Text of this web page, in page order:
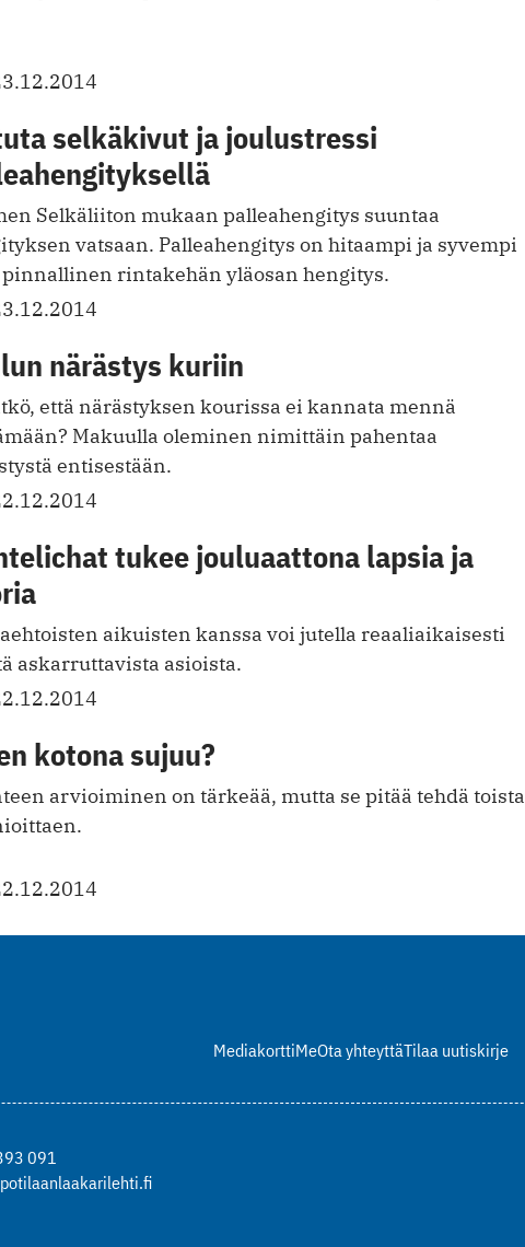
selkäkivut ja joulustressi
Selkäliiton mukaan palleahengitys suuntaa
vatsaan. Palleahengitys on hitaampi ja syvempi
rintakehän yläosan hengitys.
närästys kuriin
että närästyksen kourissa ei kannata mennä
Makuulla oleminen nimittäin pahentaa
entisestään.
tukee jouluaattona lapsia ja
aikuisten kanssa voi jutella reaaliaikaisesti
askarruttavista asioista.
kotona sujuu?
arvioiminen on tärkeää, mutta se pitää tehdä toista
MediakorttiMeOta yhteyttäTilaa uutiskirje
091